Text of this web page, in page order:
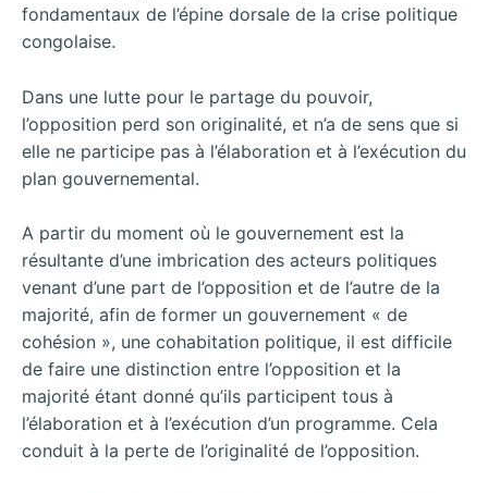
fondamentaux de l’épine dorsale de la crise politique
congolaise.
Dans une lutte pour le partage du pouvoir,
l’opposition perd son originalité, et n’a de sens que si
elle ne participe pas à l’élaboration et à l’exécution du
plan gouvernemental.
A partir du moment où le gouvernement est la
résultante d’une imbrication des acteurs politiques
venant d’une part de l’opposition et de l’autre de la
majorité, afin de former un gouvernement « de
cohésion », une cohabitation politique, il est difficile
de faire une distinction entre l’opposition et la
majorité étant donné qu’ils participent tous à
l’élaboration et à l’exécution d’un programme. Cela
conduit à la perte de l’originalité de l’opposition.